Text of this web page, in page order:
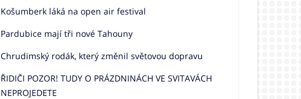
Košumberk láká na open air festival
Pardubice mají tři nové Tahouny
Chrudimský rodák, který změnil světovou dopravu
ŘIDIČI POZOR! TUDY O PRÁZDNINÁCH VE SVITAVÁCH
NEPROJEDETE